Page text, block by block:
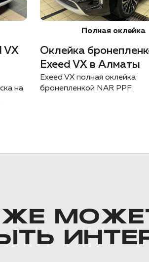
VX
на
Полная оклейка
Оклейка
Exeed VX в Алматы
Exeed VX полная оклейка
бронепленкой NAR PPF.